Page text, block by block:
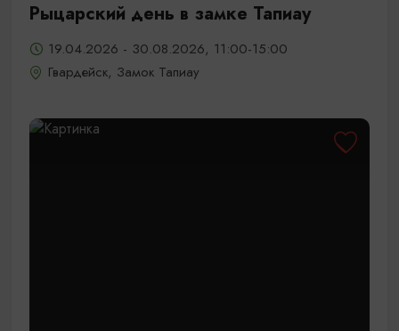
Рыцарский день в замке Тапиау
19.04.2026 - 30.08.2026, 11:00-15:00
Гвардейск, Замок Тапиау